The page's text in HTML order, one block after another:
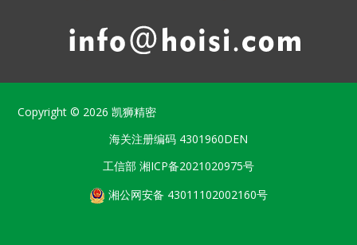
Copyright © 2026凯狮精密
海关注册编码 4301960DEN
工信部 湘ICP备2021020975号
湘公网安备 43011102002160号